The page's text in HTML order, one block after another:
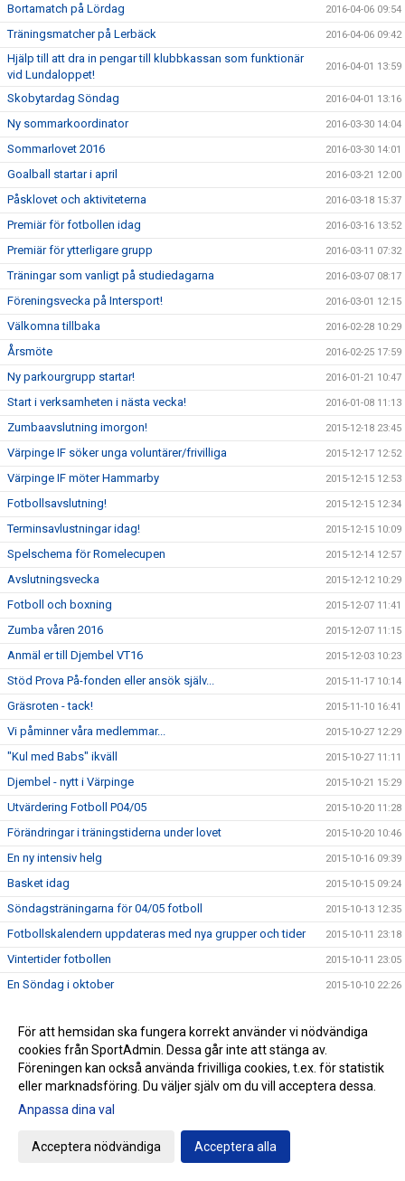
Bortamatch på Lördag 2016-04-06 09:54
Träningsmatcher på Lerbäck 2016-04-06 09:42
Hjälp till att dra in pengar till klubbkassan som funktionär
vid Lundaloppet!
2016-04-01 13:59
Skobytardag Söndag 2016-04-01 13:16
Ny sommarkoordinator 2016-03-30 14:04
Sommarlovet 2016 2016-03-30 14:01
Goalball startar i april 2016-03-21 12:00
Påsklovet och aktiviteterna 2016-03-18 15:37
Premiär för fotbollen idag 2016-03-16 13:52
Premiär för ytterligare grupp 2016-03-11 07:32
Träningar som vanligt på studiedagarna 2016-03-07 08:17
Föreningsvecka på Intersport! 2016-03-01 12:15
Välkomna tillbaka 2016-02-28 10:29
Årsmöte 2016-02-25 17:59
Ny parkourgrupp startar! 2016-01-21 10:47
Start i verksamheten i nästa vecka! 2016-01-08 11:13
Zumbaavslutning imorgon! 2015-12-18 23:45
Värpinge IF söker unga voluntärer/frivilliga 2015-12-17 12:52
Värpinge IF möter Hammarby 2015-12-15 12:53
Fotbollsavslutning! 2015-12-15 12:34
Terminsavlustningar idag! 2015-12-15 10:09
Spelschema för Romelecupen 2015-12-14 12:57
Avslutningsvecka 2015-12-12 10:29
Fotboll och boxning 2015-12-07 11:41
Zumba våren 2016 2015-12-07 11:15
Anmäl er till Djembel VT16 2015-12-03 10:23
Stöd Prova På-fonden eller ansök själv... 2015-11-17 10:14
Gräsroten - tack! 2015-11-10 16:41
Vi påminner våra medlemmar... 2015-10-27 12:29
"Kul med Babs" ikväll 2015-10-27 11:11
Djembel - nytt i Värpinge 2015-10-21 15:29
Utvärdering Fotboll P04/05 2015-10-20 11:28
Förändringar i träningstiderna under lovet 2015-10-20 10:46
En ny intensiv helg 2015-10-16 09:39
Basket idag 2015-10-15 09:24
Söndagsträningarna för 04/05 fotboll 2015-10-13 12:35
Fotbollskalendern uppdateras med nya grupper och tider 2015-10-11 23:18
Vintertider fotbollen 2015-10-11 23:05
En Söndag i oktober 2015-10-10 22:26
Lördag 10 oktober 2015-10-09 23:32
Inga träningar 2015-10-08 07:31
Född 2011 och tycker det är kul m fotboll? 2015-10-07 14:39
Zumban ökar !
För att hemsidan ska fungera korrekt använder vi nödvändiga
cookies från SportAdmin. Dessa går inte att stänga av.
Föreningen kan också använda frivilliga cookies, t.ex. för statistik
eller marknadsföring. Du väljer själv om du vill acceptera dessa.
Anpassa dina val
Acceptera nödvändiga Acceptera alla